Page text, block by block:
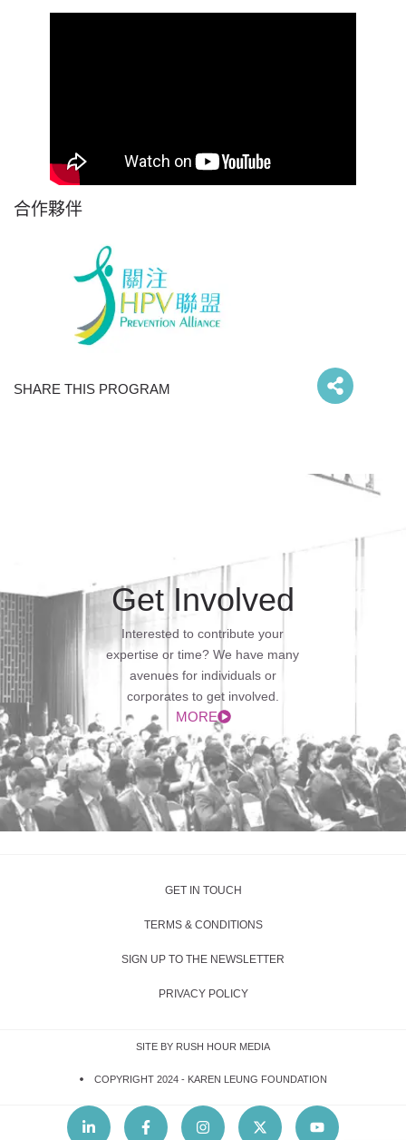
合作夥伴
SHARE THIS PROGRAM
Get Involved
Interested to contribute your
expertise or time? We have many
avenues for individuals or
corporates to get involved.
MORE
GET IN TOUCH
TERMS & CONDITIONS
SIGN UP TO THE NEWSLETTER
PRIVACY POLICY
SITE BY RUSH HOUR MEDIA
COPYRIGHT 2024 - KAREN LEUNG FOUNDATION